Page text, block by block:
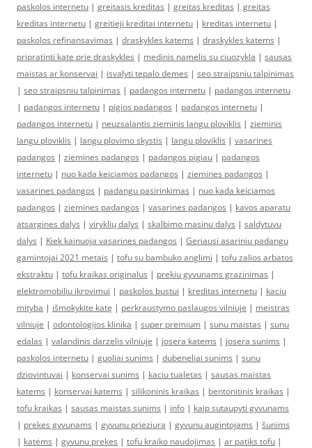
paskolos internetu | greitasis kreditas | greitas kreditas | greitas
kreditas internetu | greitieji kreditai internetu | kreditas internetu |
paskolos refinansavimas | draskykles katems | draskykles katems |
pripratinti kate prie draskykles | medinis namelis su ciuozykla | sausas
maistas ar konservai | isvalyti tepalo demes | seo straipsniu talpinimas
| seo straipsniu talpinimas | padangos internetu | padangos internetu
| padangos internetu | pigios padangos | padangos internetu |
padangos internetu | neuzsalantis zieminis langu ploviklis | zieminis
langu ploviklis | langu plovimo skystis | langu ploviklis | vasarines
padangos | ziemines padangos | padangos pigiau | padangos
internetu | nuo kada keiciamos padangos | ziemines padangos |
vasarines padangos | padangu pasirinkimas | nuo kada keiciamos
padangos | ziemines padangos | vasarines padangos | kavos aparatu
atsargines dalys | viryklių dalys | skalbimo masinu dalys | saldytuvu
dalys | Kiek kainuoja vasarines padangos | Geriausi asariniu padangu
gamintojai 2021 metais | tofu su bambuko anglimi | tofu zalios arbatos
ekstraktu | tofu kraikas originalus | prekiu gyvunams grazinimas |
elektromobiliu ikrovimui | paskolos bustui | kreditas internetu | kaciu
mityba | išmokykite katę | perkraustymo paslaugos vilniuje | meistras
vilniuje | odontologijos klinika | super premium | sunu maistas | sunu
edalas | valandinis darzelis vilniuje | josera katems | josera sunims |
paskolos internetu | guoliai sunims | dubeneliai sunims | sunu
dziovintuvai | konservai sunims | kaciu tualetas | sausas maistas
katems | konservai katems | silikoninis kraikas | bentonitinis kraikas |
tofu kraikas | sausas maistas sunims | info | kaip sutaupyti gyvunams
| prekes gyvunams | gyvunu prieziura | gyvunu augintojams | šunims
| katėms | gyvunu prekes | tofu kraiko naudojimas | ar patiks tofu |